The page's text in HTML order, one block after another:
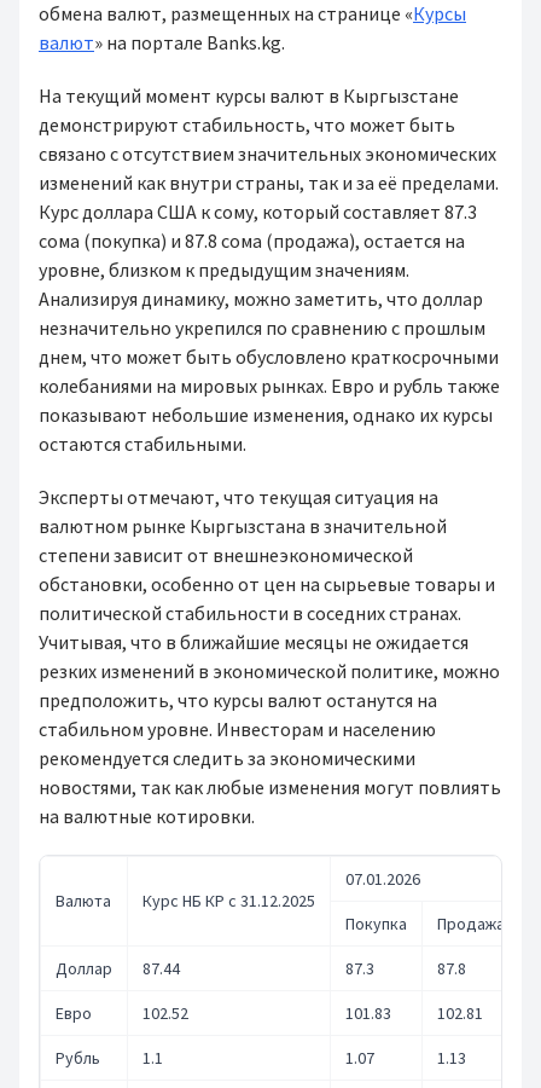
обмена валют, размещенных на странице «Курсы
валют» на портале Banks.kg.
На текущий момент курсы валют в Кыргызстане
демонстрируют стабильность, что может быть
связано с отсутствием значительных экономических
изменений как внутри страны, так и за её пределами.
Курс доллара США к сому, который составляет 87.3
сома (покупка) и 87.8 сома (продажа), остается на
уровне, близком к предыдущим значениям.
Анализируя динамику, можно заметить, что доллар
незначительно укрепился по сравнению с прошлым
днем, что может быть обусловлено краткосрочными
колебаниями на мировых рынках. Евро и рубль также
показывают небольшие изменения, однако их курсы
остаются стабильными.
Эксперты отмечают, что текущая ситуация на
валютном рынке Кыргызстана в значительной
степени зависит от внешнеэкономической
обстановки, особенно от цен на сырьевые товары и
политической стабильности в соседних странах.
Учитывая, что в ближайшие месяцы не ожидается
резких изменений в экономической политике, можно
предположить, что курсы валют останутся на
стабильном уровне. Инвесторам и населению
рекомендуется следить за экономическими
новостями, так как любые изменения могут повлиять
на валютные котировки.
Валюта Курс НБ КР с 31.12.2025
07.01.2026
Покупка Продажа
Доллар 87.44 87.3 87.8
Евро 102.52 101.83 102.81
Рубль 1.1 1.07 1.13